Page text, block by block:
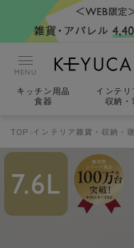
MENU
キッチン用品
食器
インテリ
収納・
TOP インテリア雑貨・収納・